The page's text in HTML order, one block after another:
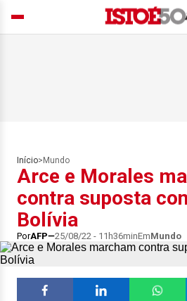
Início> Mundo
Arce e Morales
contra suposta
Bolívia
PorAFP 25/08/22 - 11h36minEmMundo